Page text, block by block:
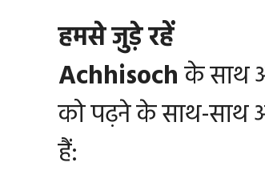
हमसे जुड़े रहें
Achhisochके साथ
को पढ़ने के साथ-साथ
हैं: